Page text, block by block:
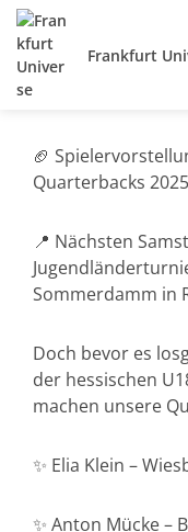
Frankfurt
🏈
Quarterbacks
📍 Nächsten
Sommerdamm in
Doch bevor es
der hessischen
machen unsere
✨ Elia Klein –
✨ Anton Mücke –